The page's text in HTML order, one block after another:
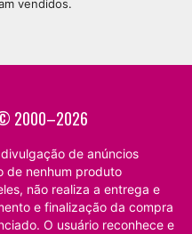
vendidos.
© 2000–2026
de anúncios
de nenhum produto
não realiza a entrega e
e finalização da compra
O usuário reconhece e